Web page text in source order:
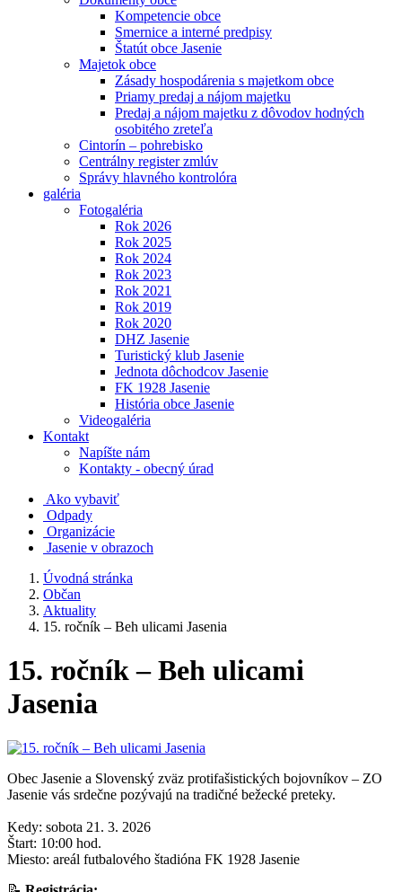
Kompetencie obce
Smernice a interné predpisy
Štatút obce Jasenie
Majetok obce
Zásady hospodárenia s majetkom obce
Priamy predaj a nájom majetku
Predaj a nájom majetku z dôvodov hodných
osobitého zreteľa
Cintorín – pohrebisko
Centrálny register zmlúv
Správy hlavného kontrolóra
galéria
Fotogaléria
Rok 2026
Rok 2025
Rok 2024
Rok 2023
Rok 2021
Rok 2019
Rok 2020
DHZ Jasenie
Turistický klub Jasenie
Jednota dôchodcov Jasenie
FK 1928 Jasenie
História obce Jasenie
Videogaléria
Kontakt
Napíšte nám
Kontakty - obecný úrad
Ako vybaviť
Odpady
Organizácie
Jasenie v obrazoch
Úvodná stránka
Občan
Aktuality
15. ročník – Beh ulicami Jasenia
15. ročník – Beh ulicami
Jasenia
Obec Jasenie a Slovenský zväz protifašistických bojovníkov – ZO
Jasenie vás srdečne pozývajú na tradičné bežecké preteky.
Kedy: sobota 21. 3. 2026
Štart: 10:00 hod.
Miesto: areál futbalového štadióna FK 1928 Jasenie